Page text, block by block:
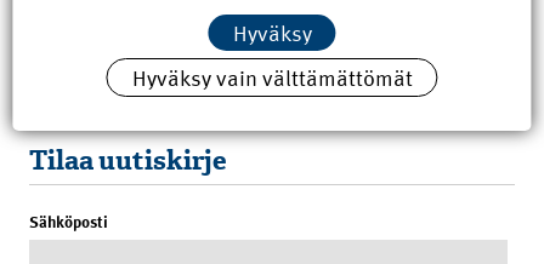
Kyberisku kiinteistötietoihin haittaisi energiarakentamista
100 vuotta sitten: Rajajoen uusi rautatiesilta
Tilaa uutiskirje
Sähköposti
Hyväksy
Hyväksy vain välttämättömät